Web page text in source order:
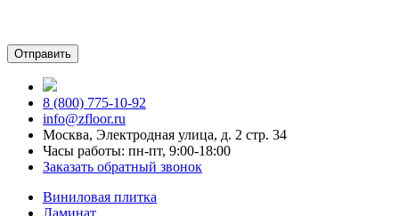
8 (800) 775-10-92
info@zfloor.ru
Москва, Электродная улица, д. 2 стр. 34
Часы работы: пн-пт, 9:00-18:00
Заказать обратный звонок
Виниловая плитка
Ламинат